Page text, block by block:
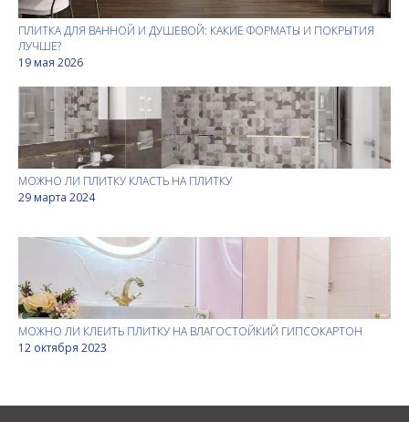
ПЛИТКА ДЛЯ ВАННОЙ И ДУШЕВОЙ: КАКИЕ ФОРМАТЫ И ПОКРЫТИЯ
ЛУЧШЕ?
19 мая 2026
МОЖНО ЛИ ПЛИТКУ КЛАСТЬ НА ПЛИТКУ
29 марта 2024
МОЖНО ЛИ КЛЕИТЬ ПЛИТКУ НА ВЛАГОСТОЙКИЙ ГИПСОКАРТОН
12 октября 2023